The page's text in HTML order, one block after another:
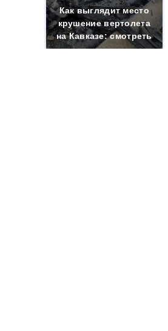
Как выглядит место
крушение вертолета
на Кавказе: смотреть